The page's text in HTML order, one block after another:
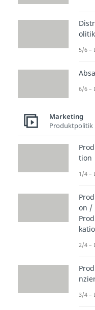
Die
olitik
5/6 –
6/6 –
Marketing
Produktpolitik
tion
1/4 –
on /
2/4 –
3/4 –